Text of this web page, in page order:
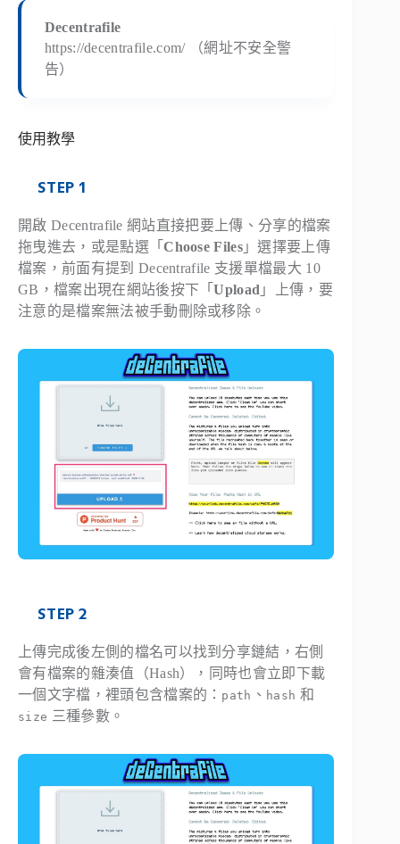
Decentrafile
https://decentrafile.com/ （網址不安全警
告）
使用教學
STEP 1
開啟 Decentrafile 網站直接把要上傳、分享的檔案
拖曳進去，或是點選「Choose Files 」選擇要上傳
檔案，前面有提到 Decentrafile 支援單檔最大 10
GB，檔案出現在網站後按下「Upload 」上傳，要
注意的是檔案無法被手動刪除或移除。
STEP 2
上傳完成後左側的檔名可以找到分享鏈結，右側
會有檔案的雜湊值（Hash），同時也會立即下載
一個文字檔，裡頭包含檔案的： path 、 hash 和
size 三種參數。